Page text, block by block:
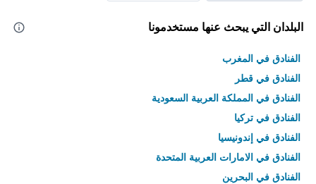
البلدان التي يبحث عنها مستخدمونا
الفنادق في المغرب
الفنادق في قطر
الفنادق في المملكة العربية السعودية
الفنادق في تركيا
الفنادق في إندونيسيا
الفنادق في الامارات العربية المتحدة
الفنادق في البحرين